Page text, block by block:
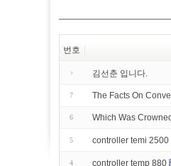
번호
김선춘 입니다.
7 The Facts On
6 Which Was
5 controller temi 2500
4 controller temp 880